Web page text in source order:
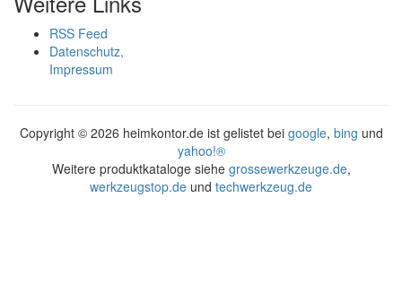
RSS Feed
Datenschutz,
Impressum
Copyright © 2026 heimkontor.de ist gelistet bei google, bing und
yahoo!®
Weitere produktkataloge siehe grossewerkzeuge.de,
werkzeugstop.de und techwerkzeug.de